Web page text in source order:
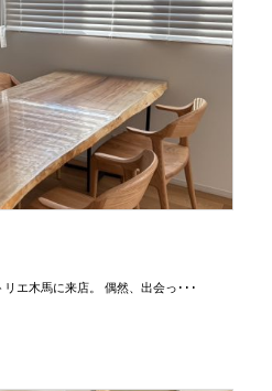
エ木馬に来店。 偶然、出会っ･･･